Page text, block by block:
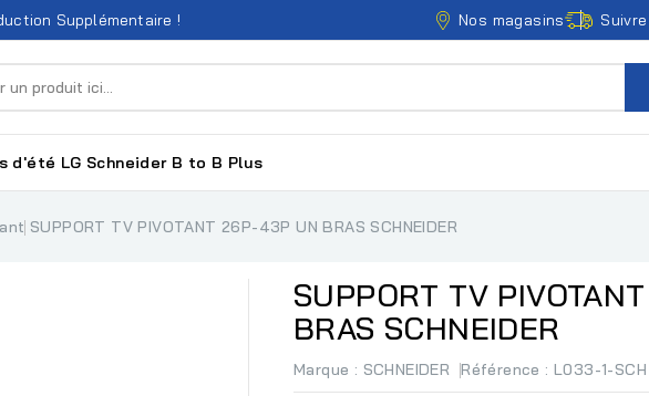
Supplémentaire ! Nos magasins
d'été LG Schneider B to B Plus
SUPPORT TV PIVOTANT 26P-43P UN BRAS SCHNEIDER
SUPPORT TV
BRAS SCHNEIDER
Marque : SCHNEIDER Référence : L033-1-SCH